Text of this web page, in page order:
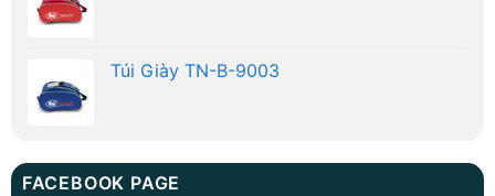
Túi Giày TN-B-9003
FACEBOOK PAGE